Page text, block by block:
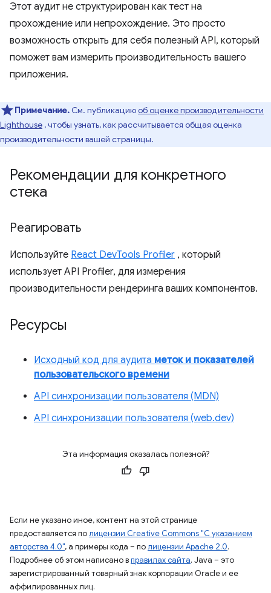
Этот аудит не структурирован как тест на
прохождение или непрохождение. Это просто
возможность открыть для себя полезный API, который
поможет вам измерить производительность вашего
приложения.
Примечание. См. публикациюоб оценке производительности
Lighthouse , чтобы узнать, как рассчитывается общая оценка
производительности вашей страницы.
Рекомендации для конкретного
стека
Реагировать
Используйте React DevTools Profiler , который
использует API Profiler, для измерения
производительности рендеринга ваших компонентов.
Ресурсы
Исходный код для аудита меток и показателей
пользовательского времени
API синхронизации пользователя (MDN)
API синхронизации пользователя (web.dev)
Эта информация оказалась полезной?
Если не указано иное, контент на этой странице
предоставляется полицензии Creative Commons "С указанием
авторства 4.0", а примеры кода – полицензии Apache 2.0.
Подробнее об этом написано вправилах сайта. Java – это
зарегистрированный товарный знак корпорации Oracle и ее
аффилированных лиц.